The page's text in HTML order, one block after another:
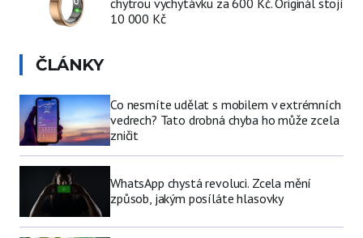
10 000 Kč
ČLÁNKY
Co nesmíte udělat s mobilem v extrémních
vedrech? Tato drobná chyba ho může zcela
zničit
WhatsApp chystá revoluci. Zcela mění
způsob, jakým posíláte hlasovky